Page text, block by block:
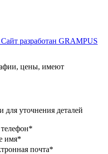
Сайт разработан GRAMPUS
цены, имеют
уточнения деталей
имя*
почта*